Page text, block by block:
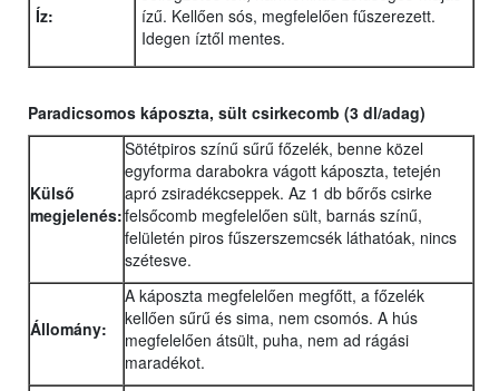
Íz:
ízű. Kellően sós, megfelelően fűszerezett.
Idegen íztől mentes.
Paradicsomos káposzta, sült csirkecomb (3 dl/adag)
Külső
megjelenés:
Sötétpiros színű sűrű főzelék, benne közel
egyforma darabokra vágott káposzta, tetején
apró zsiradékcseppek. Az 1 db bőrős csirke
felsőcomb megfelelően sült, barnás színű,
felületén piros fűszerszemcsék láthatóak, nincs
szétesve.
Állomány:
A káposzta megfelelően megfőtt, a főzelék
kellően sűrű és sima, nem csomós. A hús
megfelelően átsült, puha, nem ad rágási
maradékot.